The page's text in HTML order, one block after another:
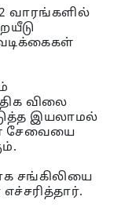
2 வாரங்களில்
விலை
இயலாமல்
சேவையை
சங்கிலியை